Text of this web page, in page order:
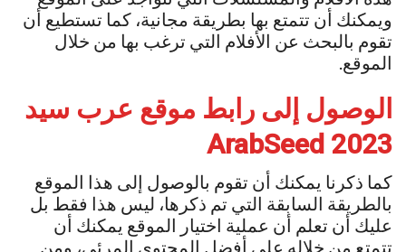
ويمكنك أن تتمتع بها بطريقة مجانية، كما تستطيع أن
تقوم بالبحث عن الأفلام التي ترغب بها من خلال
الموقع.
الوصول إلى رابط موقع عرب سيد
ArabSeed 2023
كما ذكرنا يمكنك أن تقوم بالوصول إلى هذا الموقع
بالطريقة السابقة التي تم ذكرها، ليس هذا فقط بل
عليك أن تعلم أن عملية اختيار الموقع يمكنك أن
تتمتع من خلاله على أفضل المحتوى المرئي، ومن